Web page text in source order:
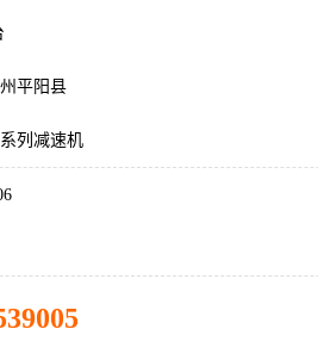
平阳县
列减速机